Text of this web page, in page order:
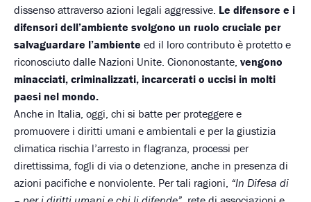
dissenso attraverso azioni legali aggressive. Le difensore e i
difensori dell’ambiente svolgono un ruolo cruciale per
salvaguardare l’ambiente ed il loro contributo è protetto e
riconosciuto dalle Nazioni Unite. Ciononostante, vengono
minacciati, criminalizzati, incarcerati o uccisi in molti
paesi nel mondo.
Anche in Italia, oggi, chi si batte per proteggere e
promuovere i diritti umani e ambientali e per la giustizia
climatica rischia l’arresto in flagranza, processi per
direttissima, fogli di via o detenzione, anche in presenza di
azioni pacifiche e nonviolente. Per tali ragioni, “In Difesa di